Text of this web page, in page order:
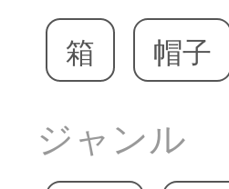
箱 帽子
ジャンル